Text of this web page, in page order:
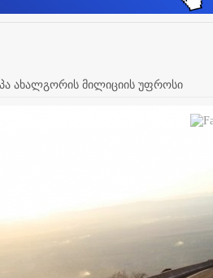
ახალგორის მილიციის უფროსი